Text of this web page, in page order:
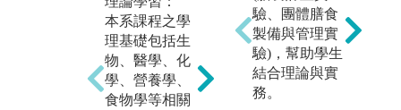
本系課程之學
理基礎包括生
物、醫學、化
學、營養學、
食物學等相關
練：
本系各領域課
程都有實驗/實
習課，以幫助
學生瞭解營養
驗、團體膳食
製備與管理實
驗)，幫助學生
結合理論與實
務。